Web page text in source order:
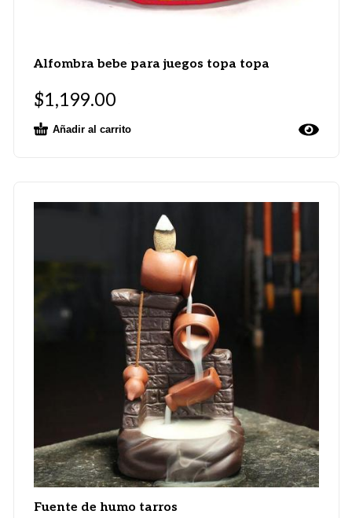
Alfombra bebe para juegos topa topa
$1,199.00
Añadir al carrito
Fuente de humo tarros